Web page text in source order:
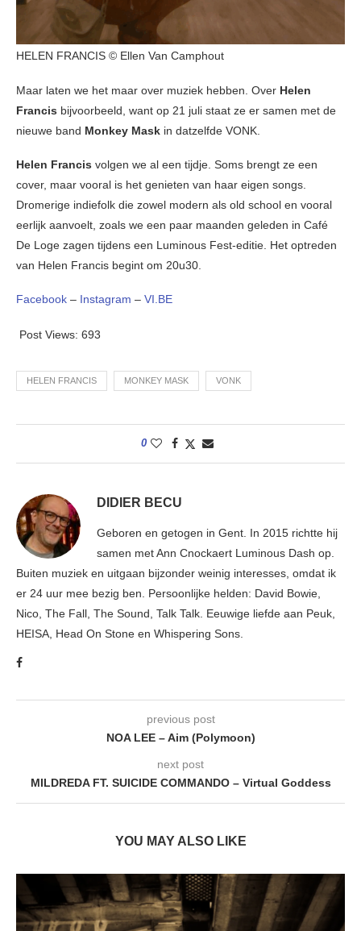
HELEN FRANCIS © Ellen Van Camphout
Maar laten we het maar over muziek hebben. Over Helen
Francis bijvoorbeeld, want op 21 juli staat ze er samen met de
nieuwe band Monkey Mask in datzelfde VONK.
Helen Francis volgen we al een tijdje. Soms brengt ze een
cover, maar vooral is het genieten van haar eigen songs.
Dromerige indiefolk die zowel modern als old school en vooral
eerlijk aanvoelt, zoals we een paar maanden geleden in Café
De Loge zagen tijdens een Luminous Fest-editie. Het optreden
van Helen Francis begint om 20u30.
Facebook – Instagram – VI.BE
Post Views: 693
HELEN FRANCIS MONKEY MASK VONK
0
DIDIER BECU
Geboren en getogen in Gent. In 2015 richtte hij
samen met Ann Cnockaert Luminous Dash op.
Buiten muziek en uitgaan bijzonder weinig interesses, omdat ik
er 24 uur mee bezig ben. Persoonlijke helden: David Bowie,
Nico, The Fall, The Sound, Talk Talk. Eeuwige liefde aan Peuk,
HEISA, Head On Stone en Whispering Sons.
previous post
NOA LEE – Aim (Polymoon)
next post
MILDREDA FT. SUICIDE COMMANDO – Virtual Goddess
YOU MAY ALSO LIKE